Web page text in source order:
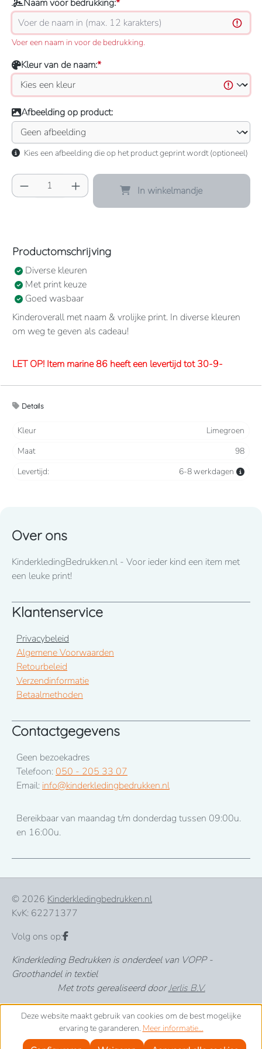
Naam voor bedrukking:*
Voer een naam in voor de bedrukking.
Kleur van de naam:*
Afbeelding op product:
Kies een afbeelding die op het product geprint wordt (optioneel)
Producthoeveelheid: Voer de gewenste
In winkelmandje
Productomschrijving
Diverse kleuren
Met print keuze
Goed wasbaar
Kinderoverall met naam & vrolijke print. In diverse kleuren
om weg te geven als cadeau!
LET OP! Item marine 86 heeft een levertijd tot 30-9-
Overalls 65% polyester, 35% katoen. 260 grams/m2.
Verdekte 2-weg ritssluiting en elastiek in rug/taille.
2 borstzakken met klep, 2 zijzakken, 2 intasten, achterzak
en duimstokzak.
ons op te nemen! 050-2053307
LET OP! Item fuchsia 86 heeft een lange levertijd tot eind
januari 2026
Details
Kleur
Limegroen
Maat
98
Levertijd:
6-8 werkdagen
Over ons
KinderkledingBedrukken.nl - Voor ieder kind een item met
een leuke print!
Klantenservice
Privacybeleid
Algemene Voorwaarden
Retourbeleid
Verzendinformatie
Betaalmethoden
Contactgegevens
Geen bezoekadres
Telefoon: 050 - 205 33 07
Email: info@kinderkledingbedrukken.nl
Bereikbaar van maandag t/m donderdag tussen 09:00u.
en 16:00u.
© 2026 Kinderkledingbedrukken.nl
KvK: 62271377
Volg ons op:
Kinderkleding Bedrukken is onderdeel van VOPP -
Groothandel in textiel
Met trots gerealiseerd doorJerlis B.V.
Deze website maakt gebruik van cookies om de best mogelijke
ervaring te garanderen. Meer informatie...